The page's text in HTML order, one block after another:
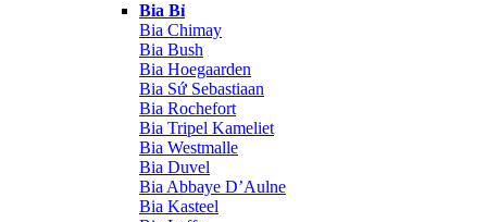
Bia Bỉ
Bia Chimay
Bia Bush
Bia Hoegaarden
Bia Sứ Sebastiaan
Bia Rochefort
Bia Tripel Kameliet
Bia Westmalle
Bia Duvel
Bia Abbaye D’Aulne
Bia Kasteel